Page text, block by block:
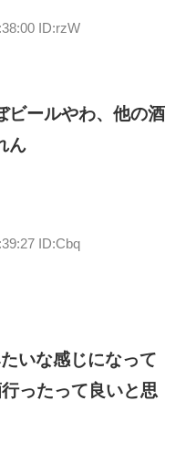
ID:rzW
ビールやわ、他の酒
ん
ID:Cbq
いな感じになって
ったって良いと思